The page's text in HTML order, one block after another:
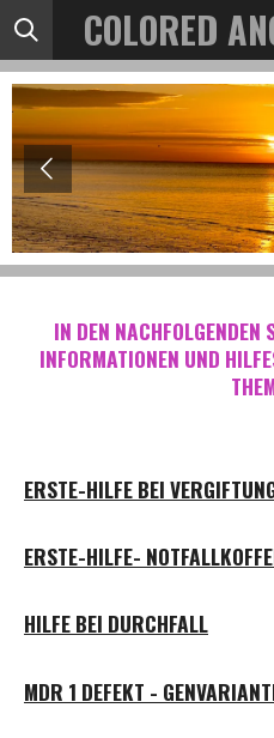
Zum
Hauptinhalt
springen
COLORED
IN DEN NACHFOLGENDEN
INFORMATIONEN UND
ERSTE-HILFE BEI
ERSTE-HILFE-
HILFE BEI DURCHFALL
MDR 1 DEFEKT -